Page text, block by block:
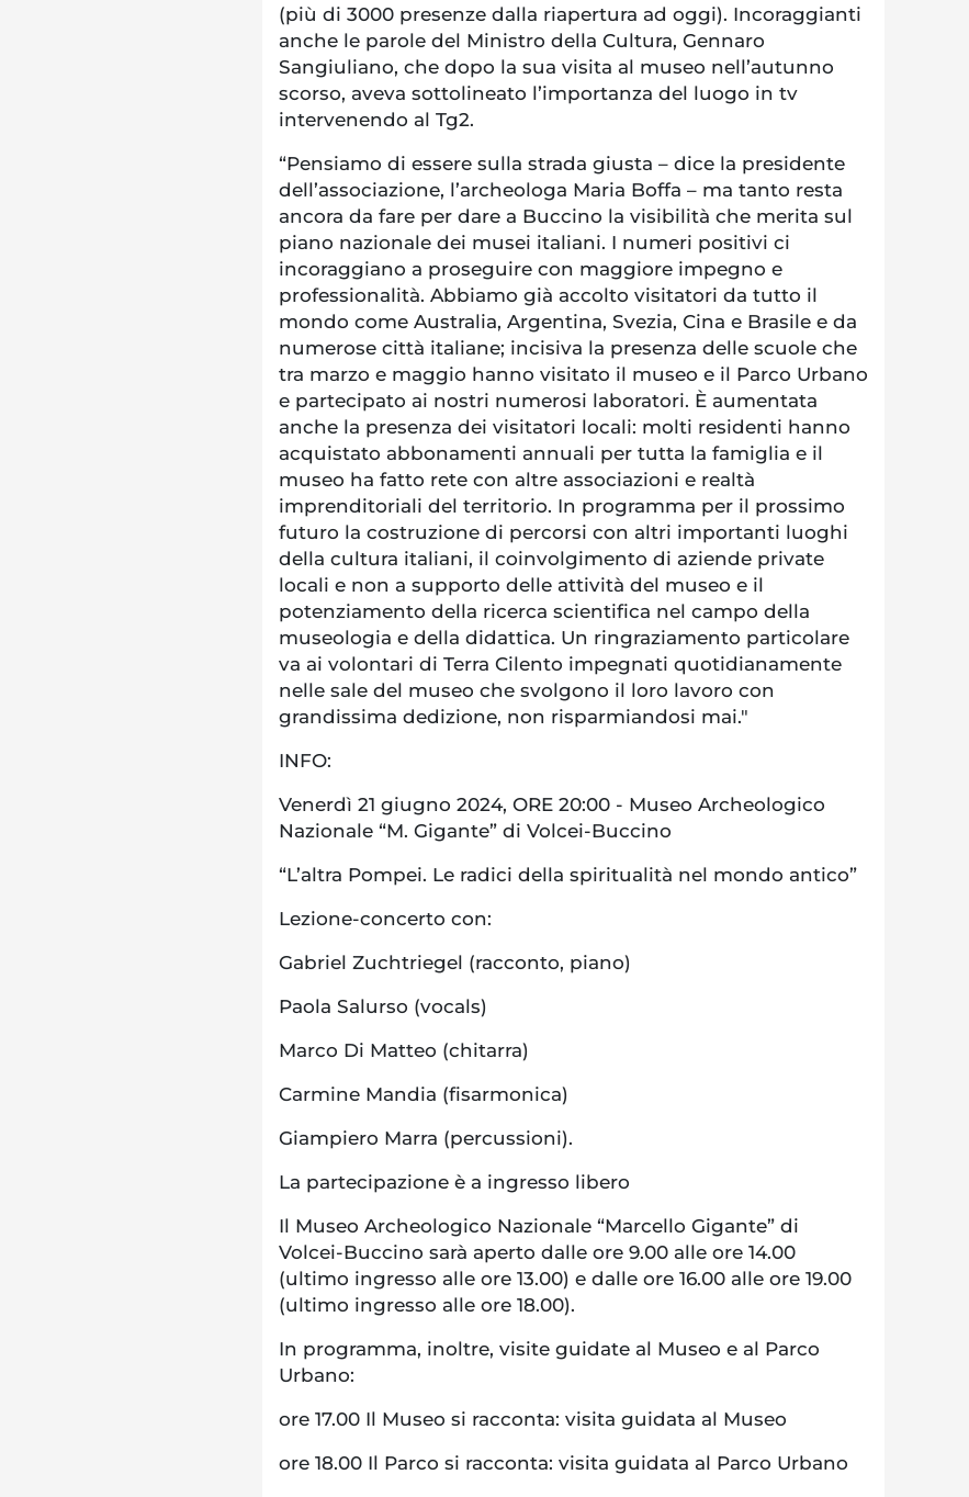
(più di 3000 presenze dalla riapertura ad oggi). Incoraggianti
anche le parole del Ministro della Cultura, Gennaro
Sangiuliano, che dopo la sua visita al museo nell’autunno
scorso, aveva sottolineato l’importanza del luogo in tv
intervenendo al Tg2.
“Pensiamo di essere sulla strada giusta – dice la presidente
dell’associazione, l’archeologa Maria Boffa – ma tanto resta
ancora da fare per dare a Buccino la visibilità che merita sul
piano nazionale dei musei italiani. I numeri positivi ci
incoraggiano a proseguire con maggiore impegno e
professionalità. Abbiamo già accolto visitatori da tutto il
mondo come Australia, Argentina, Svezia, Cina e Brasile e da
numerose città italiane; incisiva la presenza delle scuole che
tra marzo e maggio hanno visitato il museo e il Parco Urbano
e partecipato ai nostri numerosi laboratori. È aumentata
anche la presenza dei visitatori locali: molti residenti hanno
acquistato abbonamenti annuali per tutta la famiglia e il
museo ha fatto rete con altre associazioni e realtà
imprenditoriali del territorio. In programma per il prossimo
futuro la costruzione di percorsi con altri importanti luoghi
della cultura italiani, il coinvolgimento di aziende private
locali e non a supporto delle attività del museo e il
potenziamento della ricerca scientifica nel campo della
museologia e della didattica. Un ringraziamento particolare
va ai volontari di Terra Cilento impegnati quotidianamente
nelle sale del museo che svolgono il loro lavoro con
grandissima dedizione, non risparmiandosi mai."
INFO:
Venerdì 21 giugno 2024, ORE 20:00 - Museo Archeologico
Nazionale “M. Gigante” di Volcei-Buccino
“L’altra Pompei. Le radici della spiritualità nel mondo antico”
Lezione-concerto con:
Gabriel Zuchtriegel (racconto, piano)
Paola Salurso (vocals)
Marco Di Matteo (chitarra)
Carmine Mandia (fisarmonica)
Giampiero Marra (percussioni).
La partecipazione è a ingresso libero
Il Museo Archeologico Nazionale “Marcello Gigante” di
Volcei-Buccino sarà aperto dalle ore 9.00 alle ore 14.00
(ultimo ingresso alle ore 13.00) e dalle ore 16.00 alle ore 19.00
(ultimo ingresso alle ore 18.00).
In programma, inoltre, visite guidate al Museo e al Parco
Urbano:
ore 17.00 Il Museo si racconta: visita guidata al Museo
ore 18.00 Il Parco si racconta: visita guidata al Parco Urbano